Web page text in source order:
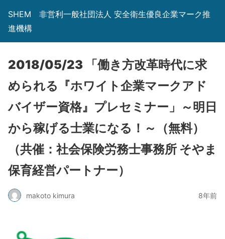
SHEM 非営利一般社団法人 安全衛生優良企業マーク推
進機構
2018/05/23 「働き方改革時代に求
められる『ホワイト企業マークアド
バイザー資格』プレセミナー」～明日
から稼げる士業になる！～（無料）
（共催：社会保険労務士事務所 そやま
保育経営パートナー）
makoto kimura 8年前